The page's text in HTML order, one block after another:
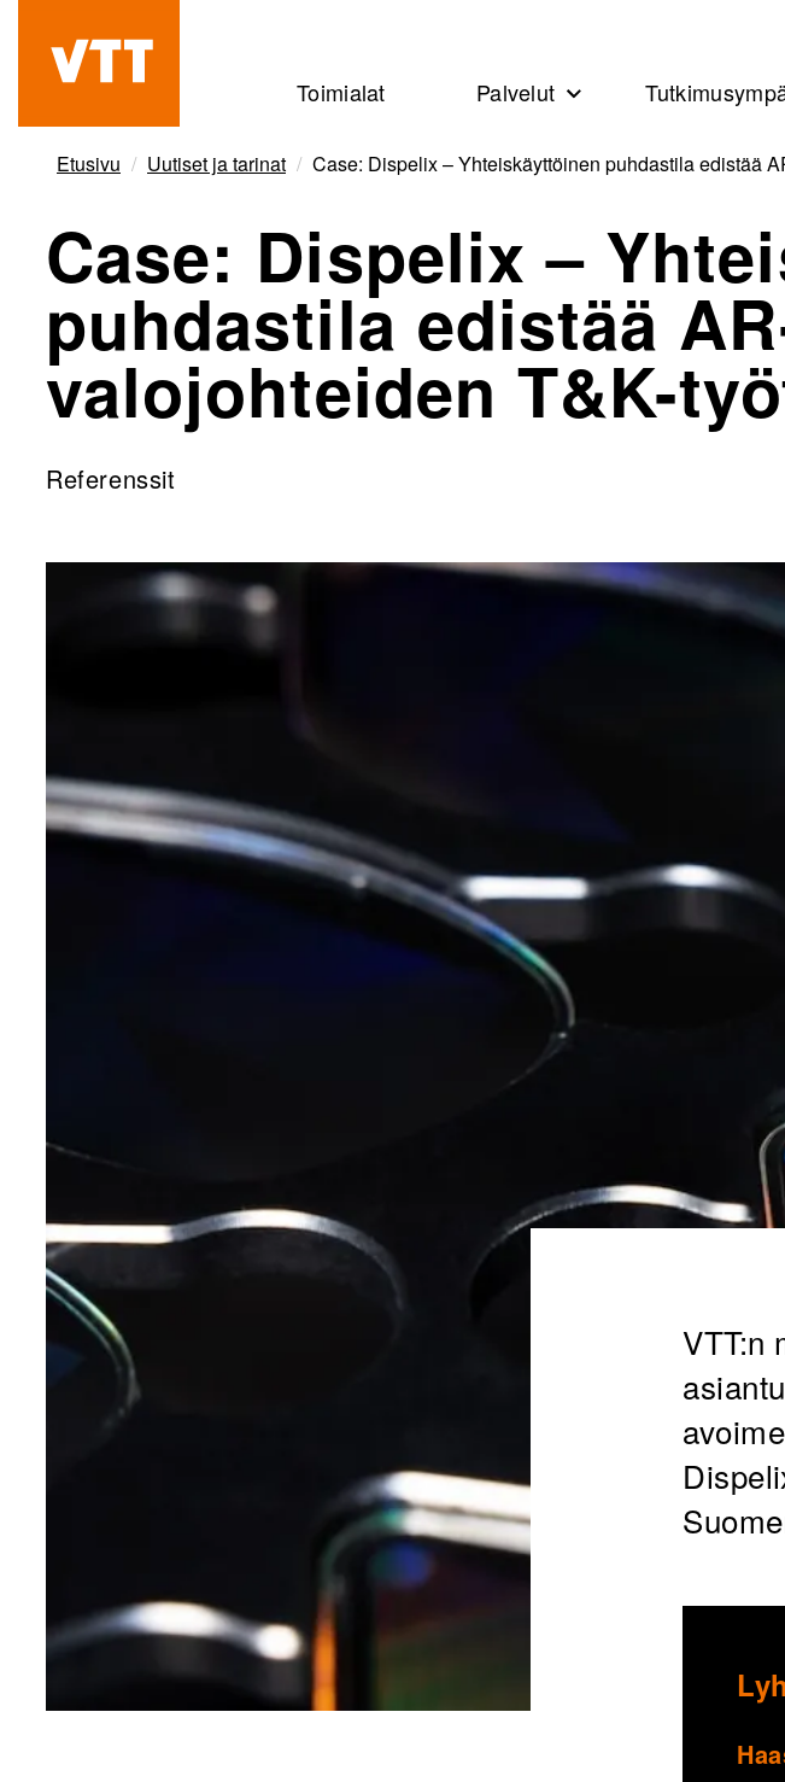
pääsisältöön
Beyond
the
obvious
Toimialat Palvelut
Etusivu Uutiset ja tarinat Case: Dispelix – Yhteiskäyttöinen puhdastila edistää
Case: Dispelix –
puhdastila edistää
valojohteiden T&K-
Referenssit
VTT:n